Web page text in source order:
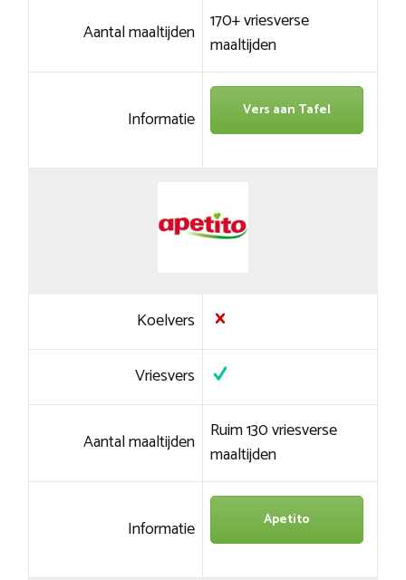
Aantal maaltijden 170+ vriesverse
maaltijden
Informatie Vers aan Tafel
Koelvers
Vriesvers
Aantal maaltijden Ruim 130 vriesverse
maaltijden
Informatie Apetito